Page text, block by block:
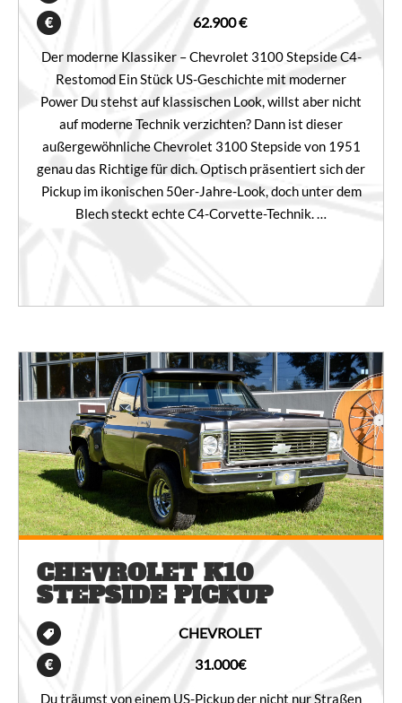
62.900 €
Der moderne Klassiker – Chevrolet 3100 Stepside C4-
Restomod Ein Stück US-Geschichte mit moderner
Power Du stehst auf klassischen Look, willst aber nicht
auf moderne Technik verzichten? Dann ist dieser
außergewöhnliche Chevrolet 3100 Stepside von 1951
genau das Richtige für dich. Optisch präsentiert sich der
Pickup im ikonischen 50er-Jahre-Look, doch unter dem
Blech steckt echte C4-Corvette-Technik. …
CHEVROLET K10
STEPSIDE PICKUP
CHEVROLET
31.000€
Du träumst von einem US-Pickup der nicht nur Straßen